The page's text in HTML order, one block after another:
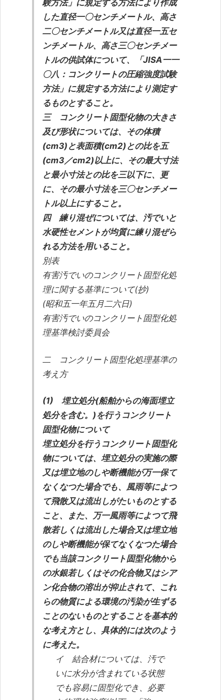
験方法」に規定する方法により作成
した直径一〇センチメートル、高さ
二〇センチメートル又は直径一五セ
ンチメートル、高さ三〇センチメー
トルの供試体について、「JISA一一
〇八：コンクリートの圧縮強度試験
方法」に規定する方法により測定す
るものとすること。
三 コンクリート固型化物の大きさ
及び形状については、その体積
(cm3)と表面積(cm2)との比を五
(cm3／cm2)以上に、その最大寸法
と最小寸法との比を三以下に、更
に、その最小寸法を三〇センチメー
トル以上にすること。
四 練り混ぜについては、汚でいと
水硬性セメントが均質に練り混ぜら
れる方法を用いること。
別表
有害汚でいのコンクリート固型化処
理に関する基準について(抄)
(昭和五一年五月二六日)
有害汚でいのコンクリート固型化処
理基準検討委員会
二 コンクリート固型化処理基準の
考え方
(1) 埋立処分(船舶からの海面埋立
処分を含む。)を行うコンクリート
固型化物について
埋立処分を行うコンクリート固型化
物については、埋立処分の実施の際
又は埋立地のしや断機能が万一保て
なくなつた場合でも、風雨等によつ
て飛散又は流出しがたいものとする
こと、また、万一風雨等によつて飛
散若しくは流出した場合又は埋立地
のしや断機能が保てなくなつた場合
でも当該コンクリート固型化物から
の水銀若しくはその化合物又はシア
ン化合物の溶出が抑止されて、これ
らの物質による環境の汚染が生ずる
ことのないものとすることを基本的
な考え方とし、具体的には次のよう
に考えた。
イ 結合材については、汚で
いに水分が含まれている状態
でも容易に固型化でき、必要